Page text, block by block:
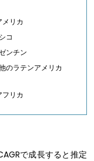
メリカ
コ
ンチン
のラテンアメリカ
リカ
で成長すると推定